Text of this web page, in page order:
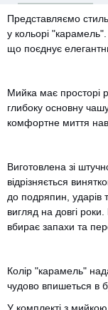
Представляємо
у кольорі
що поєднує
Мийка має просторі
глибоку основну
комфортне миття
Виготовлена зі
відрізняється
до подряпин, ударів
вигляд на довгі
вбирає запахи та
Колір "карамель"
чудово впишеться в